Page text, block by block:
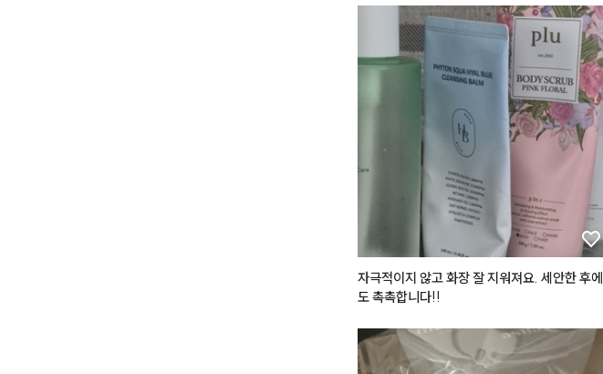
오묘하면서도 분위기 있는 #가을메이크업 뚝
- #뮤드
숄 모먼트 아이섀도우 팔레트 [ 04 라
일락모먼트 ]
5번 컬러로 눈 두덩이를 전체적으로 발라주고
9번 컬러로 쌍꺼풀 라인에 음영을 주고
6번 컬러로 눈 두덩이 중앙을 시작으로 가장자리
까지 퍼뜨려 주고
10번 컬러로 눈 꼬리 음영을 준다
#스킨푸드
버터리 치크 케이크 [ 01 베리 앤
볼 중앙을 위주로 퍼뜨려준다
- #뮤드 글라세 틴트 [ 06 모브 모어 ]
더 발라준다
자극적이지 않고 화장 잘 지워져요. 세안한 후에
도 촉촉합니다!!